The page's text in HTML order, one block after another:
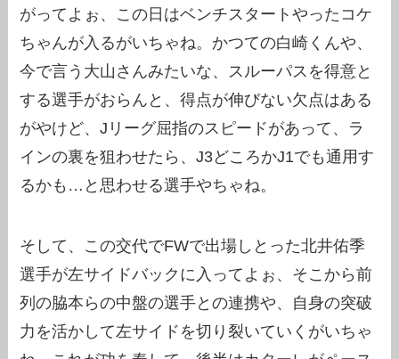
がってよぉ、この日はベンチスタートやったコケ
ちゃんが入るがいちゃね。かつての白崎くんや、
今で言う大山さんみたいな、スルーパスを得意と
する選手がおらんと、得点が伸びない欠点はある
がやけど、Jリーグ屈指のスピードがあって、ラ
インの裏を狙わせたら、J3どころかJ1でも通用す
るかも…と思わせる選手やちゃね。
そして、この交代でFWで出場しとった北井佑季
選手が左サイドバックに入ってよぉ、そこから前
列の脇本らの中盤の選手との連携や、自身の突破
力を活かして左サイドを切り裂いていくがいちゃ